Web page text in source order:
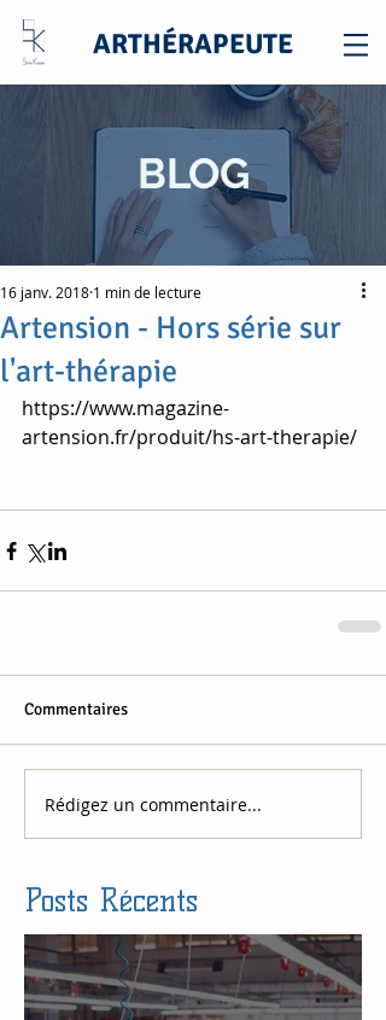
ARTHÉRAPEUTE
BLOG
Artension - Hors série sur
l'art-thérapie
16 janv. 2018 1 min de lecture
https://www.magazine-
artension.fr/produit/hs-art-therapie/
Commentaires
Rédigez un commentaire...
Posts Récents